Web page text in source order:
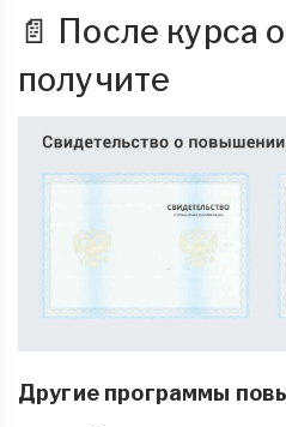
📄 После курса
получите
Другие программы